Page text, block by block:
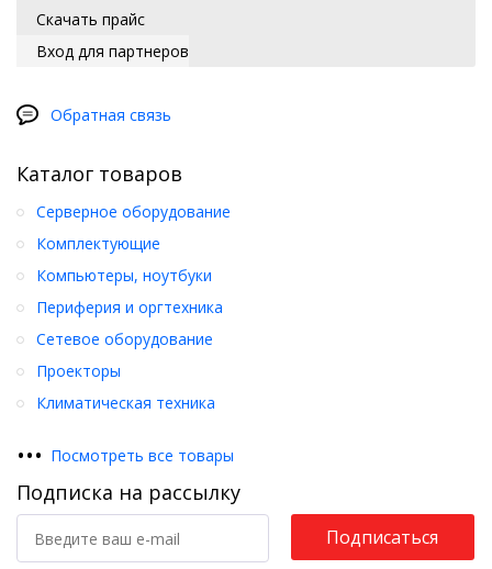
Скачать прайс
Вход для партнеров
Обратная связь
Каталог товаров
Серверное оборудование
Комплектующие
Компьютеры, ноутбуки
Периферия и оргтехника
Сетевое оборудование
Проекторы
Климатическая техника
••• Посмотреть все товары
Подписка на рассылку
Подписаться